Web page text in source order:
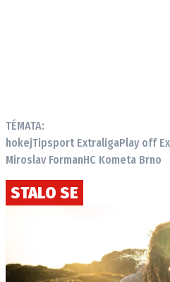
TÉMATA:
hokejTipsport ExtraligaPlay off
Miroslav FormanHC Kometa Brno
STALO SE